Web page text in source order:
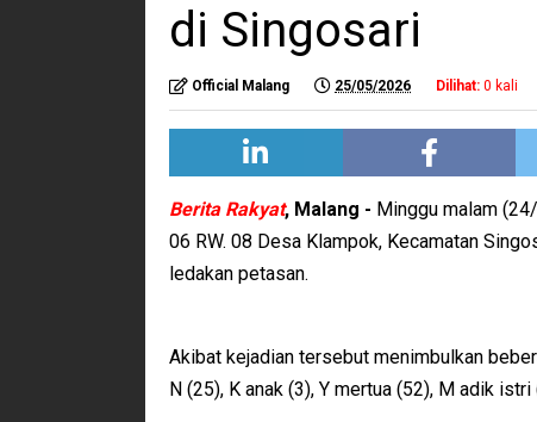
di Singosari
Official Malang 25/05/2026 Dilihat: 0 kali
Berita Rakyat, Malang - Minggu malam
06 RW. 08 Desa Klampok, Kecamatan
ledakan petasan.
Akibat kejadian tersebut menimbulkan
N (25), K anak (3), Y mertua (52), M adik